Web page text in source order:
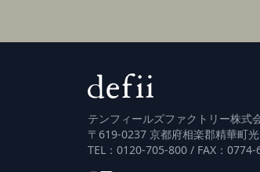
テンフィールズファクトリー株式
〒619-0237 京都府相楽郡精華町
TEL：0120-705-800 / FAX：0774-